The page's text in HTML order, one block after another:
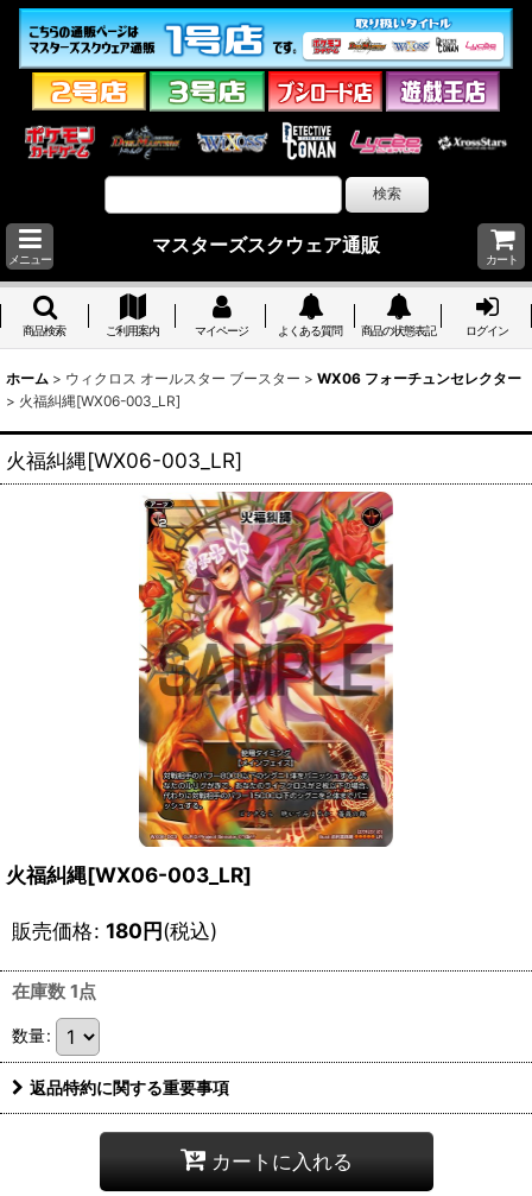
メニュー
マスターズスクウェア通販
カート
商品検索 ご利用案内 マイページ よくある質問 商品の状態表記 ログイン
ホーム > ウィクロス オールスター ブースター > WX06 フォーチュンセレクター
> 火福糾縄[WX06-003_LR]
火福糾縄[WX06-003_LR]
火福糾縄[WX06-003_LR]
販売価格: 180円(税込)
在庫数 1点
数量:
返品特約に関する重要事項
カートに入れる